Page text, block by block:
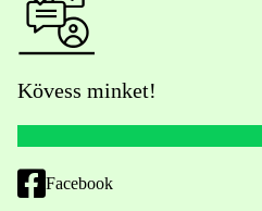
Kövess minket!
Facebook